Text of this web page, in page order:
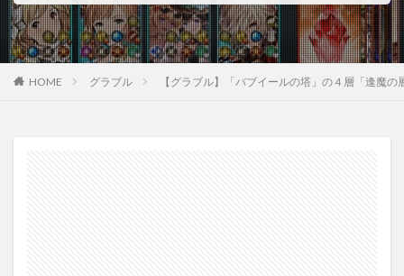
HOME グラブル 【グラブル】「バブイールの塔」の４層「逢魔